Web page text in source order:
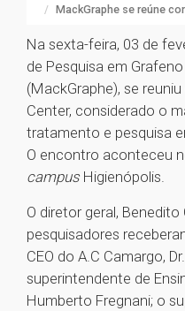
MackGraphe se reúne
Na sexta-feira, 03 de
de Pesquisa em
(MackGraphe), se
Center, considerado o
tratamento e pesquisa
O encontro aconteceu
campus Higienópolis.
O diretor geral,
pesquisadores
CEO do A.C Camargo,
superintendente de
Humberto Fregnani; o